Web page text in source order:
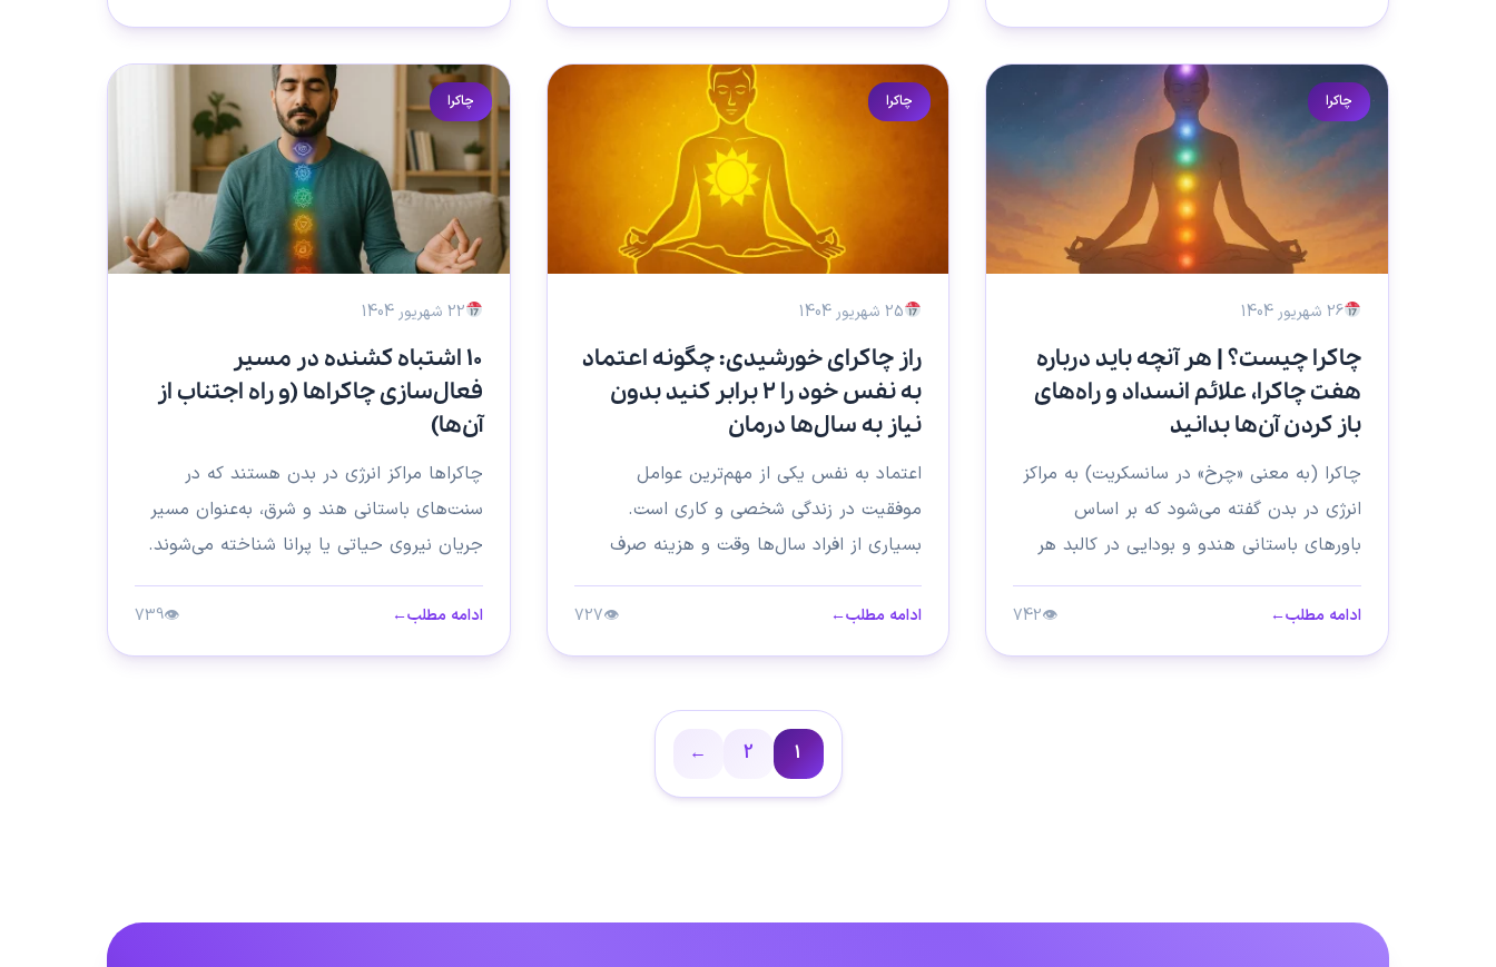
چاکرا
26 شهریور 1404
چاکرا چیست؟ | هر آنچه باید درباره
هفت چاکرا، علائم انسداد و راه‌های
باز کردن آن‌ها بدانید
چاکرا (به معنی «چرخ» در سانسکریت) به مراکز
انرژی در بدن گفته می‌شود که بر اساس
باورهای باستانی هندو و بودایی در کالبد هر
موجود زنده...
ادامه مطلب←
👁
742
چاکرا
25 شهریور 1404
راز چاکرای خورشیدی: چگونه اعتماد
به نفس خود را ۲ برابر کنید بدون
نیاز به سال‌ها درمان
اعتماد به نفس یکی از مهم‌ترین عوامل
موفقیت در زندگی شخصی و کاری است.
بسیاری از افراد سال‌ها وقت و هزینه صرف
می‌کنند تا از طریق...
ادامه مطلب←
👁
727
چاکرا
22 شهریور 1404
۱۰ اشتباه کشنده در مسیر
فعال‌سازی چاکراها (و راه اجتناب از
آن‌ها)
چاکراها مراکز انرژی در بدن هستند که در
سنت‌های باستانی هند و شرق، به‌عنوان مسیر
جریان نیروی حیاتی یا پرانا شناخته می‌شوند.
بسیاری از افراد با...
ادامه مطلب←
👁
739
1
2
←